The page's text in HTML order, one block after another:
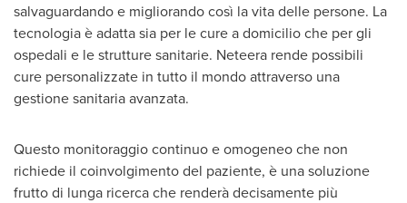
salvaguardando e migliorando così la vita delle persone. La
tecnologia è adatta sia per le cure a domicilio che per gli
ospedali e le strutture sanitarie. Neteera rende possibili
cure personalizzate in tutto il mondo attraverso una
gestione sanitaria avanzata.
Questo monitoraggio continuo e omogeneo che non
richiede il coinvolgimento del paziente, è una soluzione
frutto di lunga ricerca che renderà decisamente più